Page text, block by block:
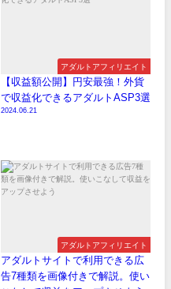
アダルトアフィリエイト
【収益額公開】円安最強！外貨
で収益化できるアダルトASP3選
2024.06.21
アダルトアフィリエイト
アダルトサイトで利用できる広
告7種類を画像付きで解説。使い